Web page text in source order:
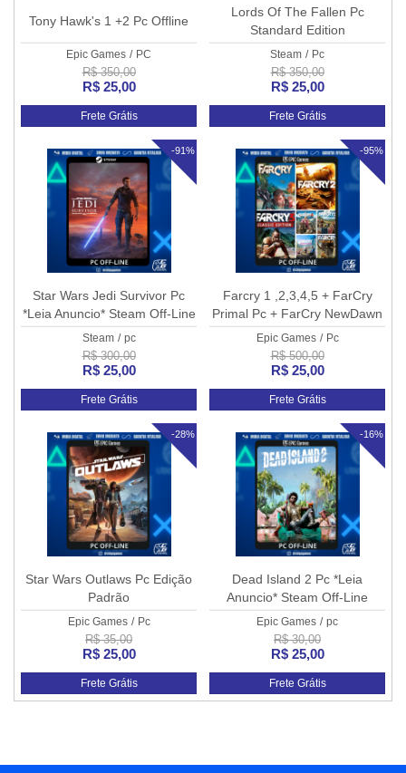
Tony Hawk's 1 +2 Pc Offline
Epic Games / PC
R$ 350,00
R$ 25,00
Frete Grátis
Lords Of The Fallen Pc
Standard Edition
Steam / Pc
R$ 350,00
R$ 25,00
Frete Grátis
-91%
Star Wars Jedi Survivor Pc
*Leia Anuncio* Steam Off-Line
Steam / pc
R$ 300,00
R$ 25,00
Frete Grátis
-95%
Farcry 1 ,2,3,4,5 + FarCry
Primal Pc + FarCry NewDawn
Pc
Epic Games / Pc
R$ 500,00
R$ 25,00
Frete Grátis
-28%
Star Wars Outlaws Pc Edição
Padrão
Epic Games / Pc
R$ 35,00
R$ 25,00
Frete Grátis
-16%
Dead Island 2 Pc *Leia
Anuncio* Steam Off-Line
Epic Games / pc
R$ 30,00
R$ 25,00
Frete Grátis